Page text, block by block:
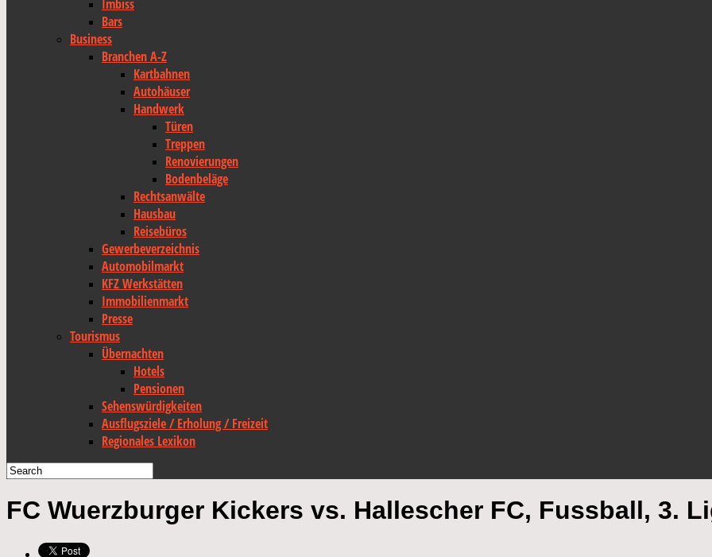
Imbiss
Bars
Business
Branchen A-Z
Kartbahnen
Autohäuser
Handwerk
Türen
Treppen
Renovierungen
Bodenbeläge
Rechtsanwälte
Hausbau
Reisebüros
Gewerbeverzeichnis
Automobilmarkt
KFZ Werkstätten
Immobilienmarkt
Presse
Tourismus
Übernachten
Hotels
Pensionen
Sehenswürdigkeiten
Ausflugsziele / Erholung / Freizeit
Regionales Lexikon
FC Wuerzburger Kickers vs. Hallescher FC, Fussball, 3.